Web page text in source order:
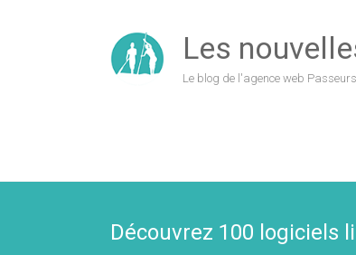
Les
Le blog de l'agence web
Découvrez 100 logiciels